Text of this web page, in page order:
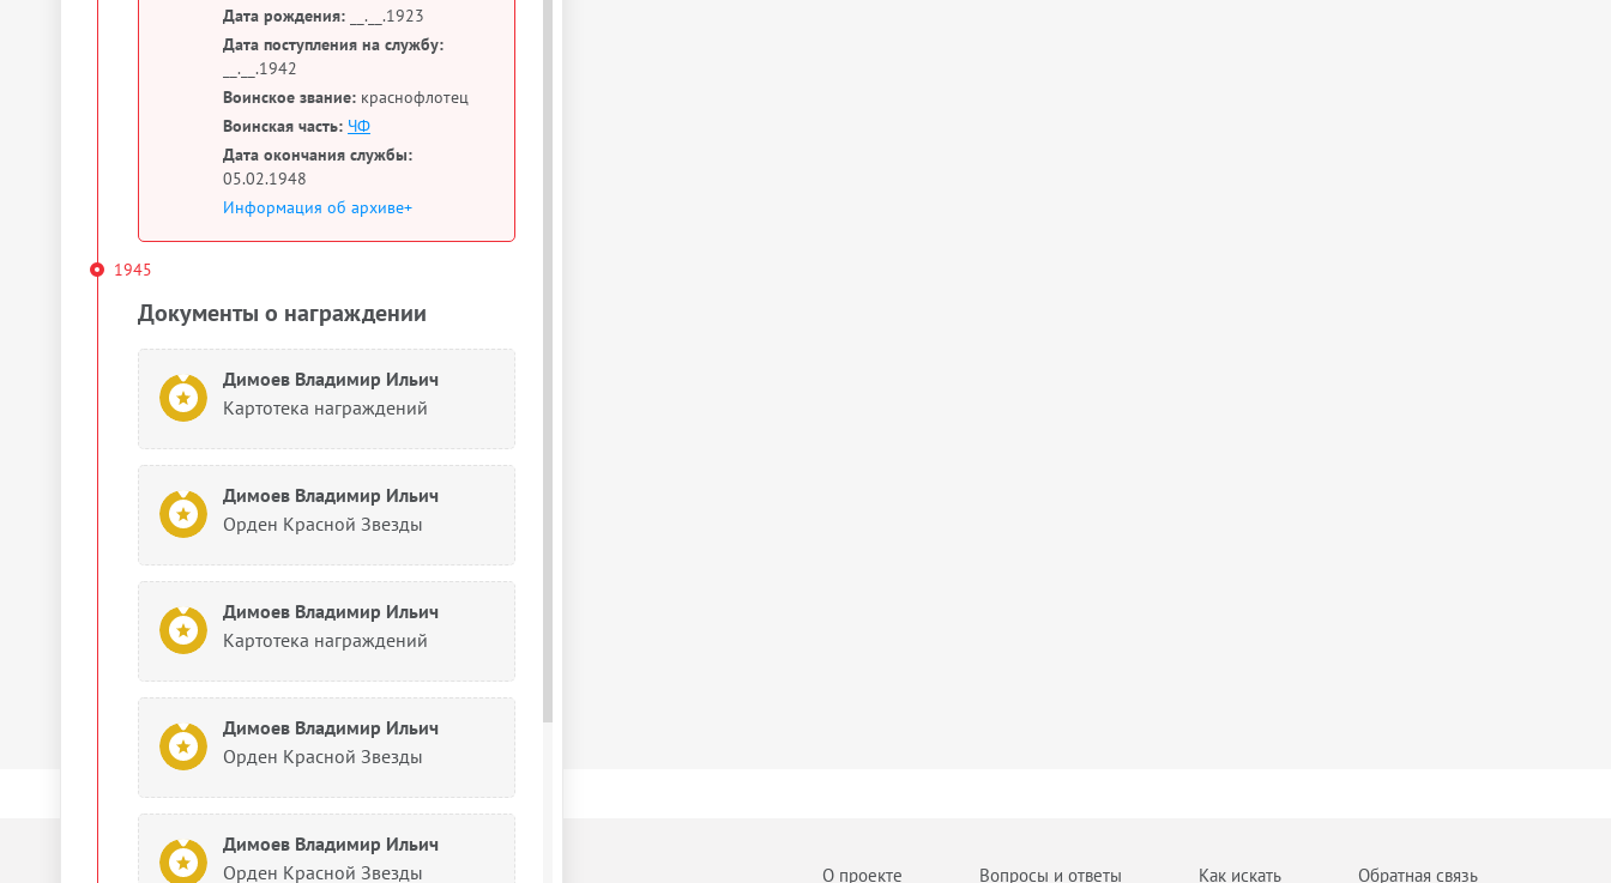
Дата рождения: __.__.1923
Дата поступления на службу:
__.__.1942
Воинское звание: краснофлотец
Воинская часть: ЧФ
Дата окончания службы:
05.02.1948
Информация об архиве+
1945
Документы о награждении
Димоев Владимир Ильич
Картотека награждений
Димоев Владимир Ильич
Орден Красной Звезды
Димоев Владимир Ильич
Картотека награждений
Димоев Владимир Ильич
Орден Красной Звезды
Димоев Владимир Ильич
Орден Красной Звезды
О проекте Вопросы и ответы Как искать Обратная связь